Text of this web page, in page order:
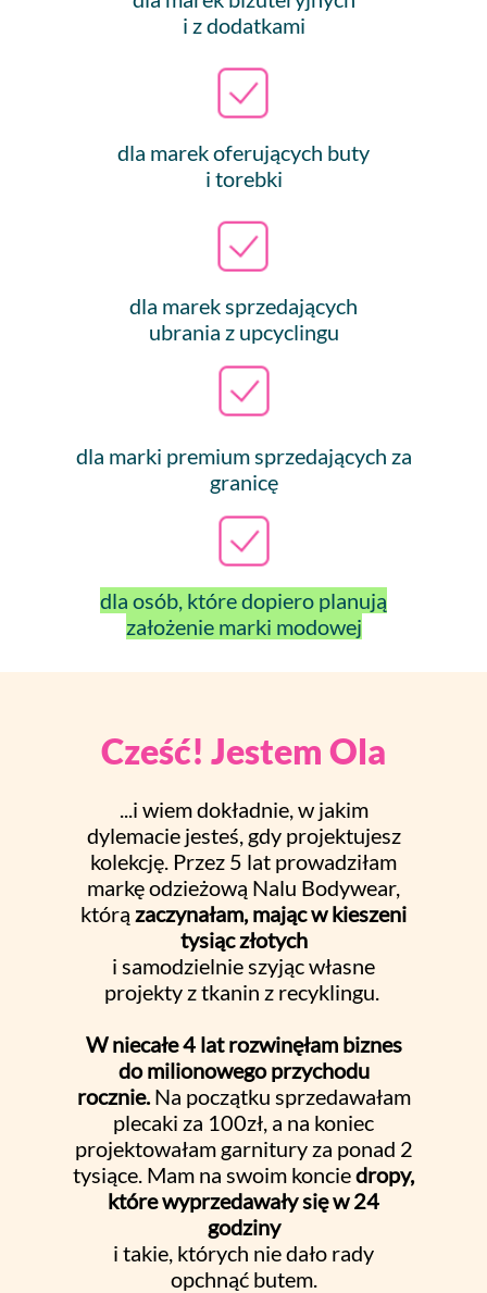
Cześć! Jestem Ola
...i wiem dokładnie, w jakim
dylemacie jesteś, gdy projektujesz
kolekcję. Przez 5 lat prowadziłam
markę odzieżową Nalu Bodywear,
którą zaczynałam, mając w kieszeni
tysiąc złotych
i samodzielnie szyjąc własne
projekty z tkanin z recyklingu.
W niecałe 4 lat rozwinęłam biznes
do milionowego przychodu
rocznie.Na początku sprzedawałam
plecaki za 100zł, a na koniec
projektowałam garnitury za ponad 2
tysiące. Mam na swoim konciedropy,
które wyprzedawały się w 24
godziny
i takie, których nie dało rady
opchnąć butem.
dla marki premium sprzedających za
granicę
dla marek oferujących buty
i torebki
dla osób, które dopiero planują
założenie marki modowej
dla marek sprzedających
ubrania z upcyclingu
i z dodatkami